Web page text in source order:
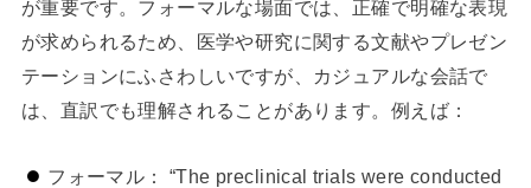
が重要です。フォーマルな場面では、正確で明確な表現
が求められるため、医学や研究に関する文献やプレゼン
テーションにふさわしいですが、カジュアルな会話で
は、直訳でも理解されることがあります。例えば：
フォーマル： “The preclinical trials were conducted